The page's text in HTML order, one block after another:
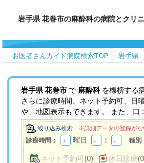
岩手県 花巻市の麻酔科の病院とクリ
お医者さんガイド病院検索TOP 岩手県
岩手県 花巻市 で 麻酔科を標榜する
さらに診療時間、ネット予約可、日
や、地図表示もできます。 また、口
絞り込み検索 ※詳細データの登録が
診療時間： 曜日 ： 種別
ネット予約可(0) 休日診療